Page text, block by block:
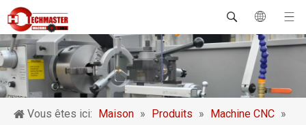
Vous êtes ici: Maison » Produits » Machine CNC »